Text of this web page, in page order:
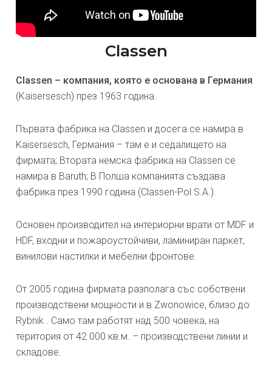
Classen
Classen – компания, която е основана в Германия
(Kaisersesch) през 1963 година.
Първата фабрика на Classen и досега се намира в
Kaisersesch, Германия – там е и седалището на
фирмата; Втората немска фабрика на Classen се
намира в Baruth; В Полша компанията създава
фабрика през 1990 година (Classen-Pol S.A.).
Основен производител на интериорни врати от MDF и
HDF, входни и пожароустойчиви, ламиниран паркет,
винилови настилки и мебелни фронтове.
От 2005 година фирмата разполага със собствени
производствени мощности и в Zwonowice, близо до
Rybnik . Само там работят над 500 човека, на
територия от 42 000 кв.м. – производствени линии и
складове.